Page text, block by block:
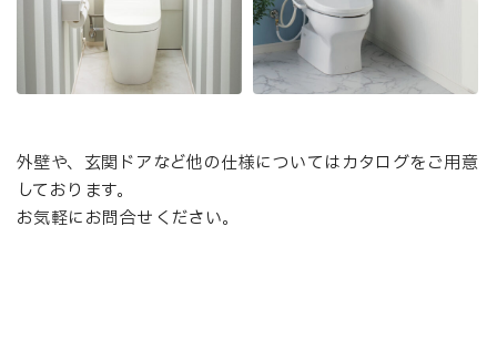
外壁や、玄関ドアなど他の仕様についてはカタログをご用意
しております。
お気軽にお問合せください。